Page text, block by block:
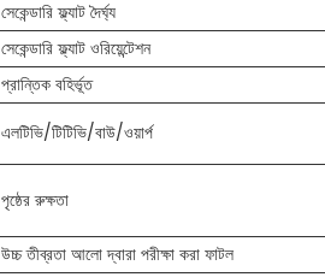
সেকেন্ডারি ফ্ল্যাট দৈর্ঘ্য
সেকেন্ডারি ফ্ল্যাট ওরিয়েন্টেশন
প্রান্তিক বহির্ভূত
এলটিভি/টিটিভি/বাউ/ওয়ার্প
পৃষ্ঠের রুক্ষতা
উচ্চ তীব্রতা আলো দ্বারা পরীক্ষা করা ফাটল